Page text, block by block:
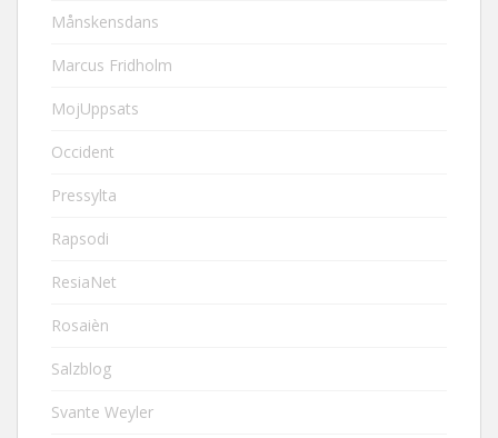
Månskensdans
Marcus Fridholm
MojUppsats
Occident
Pressylta
Rapsodi
ResiaNet
Rosaièn
Salzblog
Svante Weyler